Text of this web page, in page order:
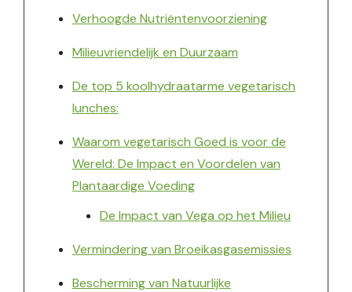
Verhoogde Nutriëntenvoorziening
Milieuvriendelijk en Duurzaam
De top 5 koolhydraatarme vegetarisch
lunches:
Waarom vegetarisch Goed is voor de
Wereld: De Impact en Voordelen van
Plantaardige Voeding
De Impact van Vega op het Milieu
Vermindering van Broeikasgasemissies
Bescherming van Natuurlijke